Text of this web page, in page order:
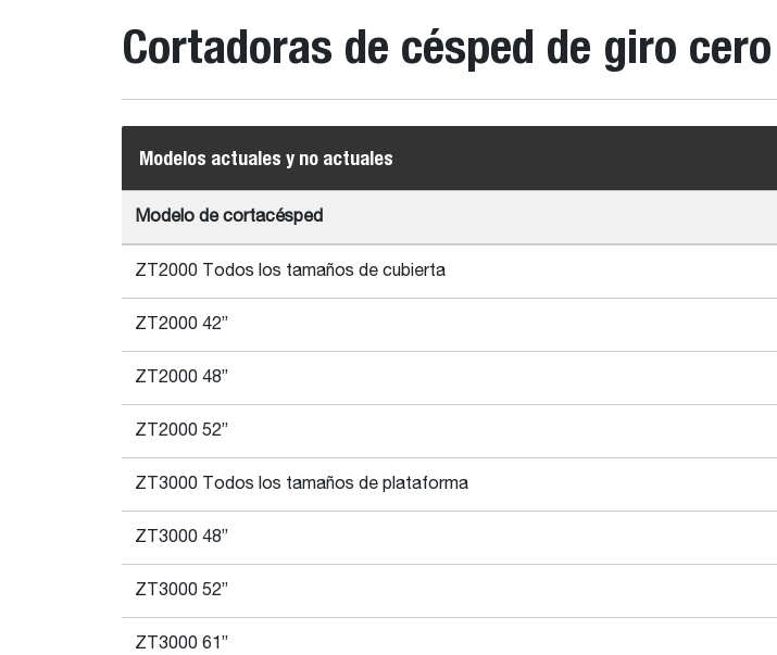
Cortadoras de césped de giro cero
Modelos actuales y no actuales
Modelo de cortacésped
ZT2000 Todos los tamaños de cubierta
ZT2000 42”
ZT2000 48”
ZT2000 52”
ZT3000 Todos los tamaños de plataforma
ZT3000 48”
ZT3000 52”
ZT3000 61”